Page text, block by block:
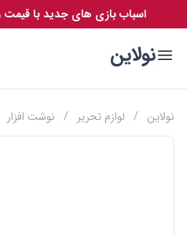
اسباب بازی های جدید با قیمت
نولاین
نولاین / لوازم تحریر / نوشت افزار